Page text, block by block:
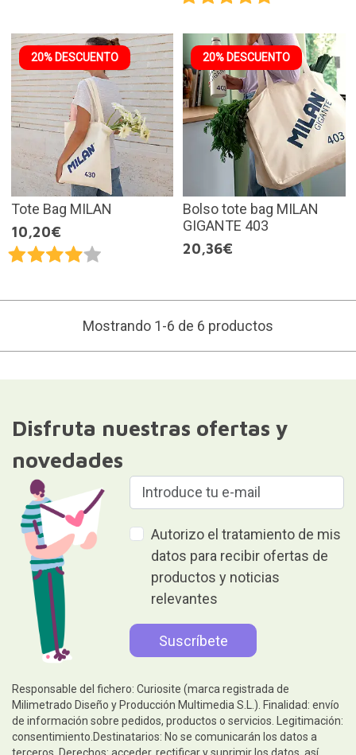
20% DESCUENTO
Tote Bag MILAN
10,20€
20% DESCUENTO
Bolso tote bag MILAN
GIGANTE 403
20,36€
Mostrando 1-6 de 6 productos
Disfruta nuestras ofertas y
novedades
Autorizo el tratamiento de mis
datos para recibir ofertas de
productos y noticias
relevantes
Responsable del fichero: Curiosite (marca registrada de
Milimetrado Diseño y Producción Multimedia S.L.). Finalidad: envío
de información sobre pedidos, productos o servicios. Legitimación:
consentimiento.Destinatarios: No se comunicarán los datos a